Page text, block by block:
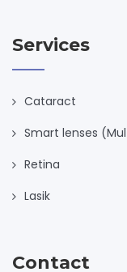
Services
Cataract
Smart lenses
Retina
Lasik
Contact